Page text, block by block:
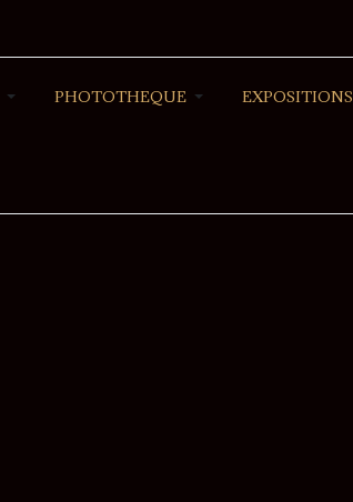
PHOTOTHEQUE EXPOSITIONS